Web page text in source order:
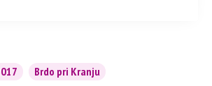
Brdo pri Kranju